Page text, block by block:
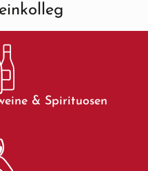
& Spirituosen